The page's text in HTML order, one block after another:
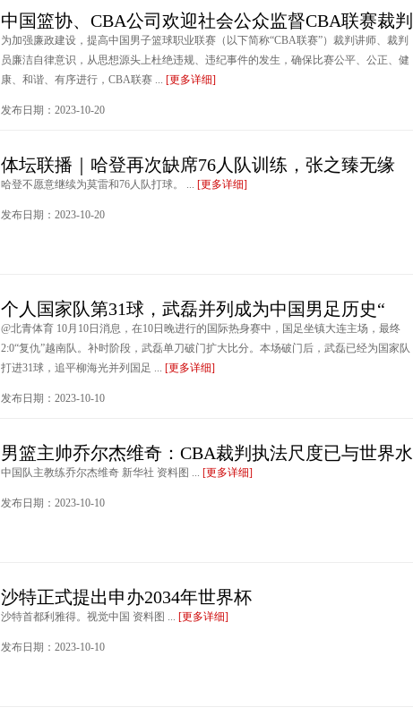
中国篮协、CBA公司欢迎社会公众监督CBA联赛裁判
为加强廉政建设，提高中国男子篮球职业联赛（以下简称“CBA联赛”）裁判讲师、裁判
员廉洁自律意识，从思想源头上杜绝违规、违纪事件的发生，确保比赛公平、公正、健
康、和谐、有序进行，CBA联赛 ... [更多详细]
发布日期：2023-10-20
体坛联播｜哈登再次缺席76人队训练，张之臻无缘
哈登不愿意继续为莫雷和76人队打球。 ... [更多详细]
发布日期：2023-10-20
个人国家队第31球，武磊并列成为中国男足历史“
@北青体育 10月10日消息，在10日晚进行的国际热身赛中，国足坐镇大连主场，最终
2:0“复仇”越南队。补时阶段，武磊单刀破门扩大比分。本场破门后，武磊已经为国家队
打进31球，追平柳海光并列国足 ... [更多详细]
发布日期：2023-10-10
男篮主帅乔尔杰维奇：CBA裁判执法尺度已与世界水
中国队主教练乔尔杰维奇 新华社 资料图 ... [更多详细]
发布日期：2023-10-10
沙特正式提出申办2034年世界杯
沙特首都利雅得。视觉中国 资料图 ... [更多详细]
发布日期：2023-10-10